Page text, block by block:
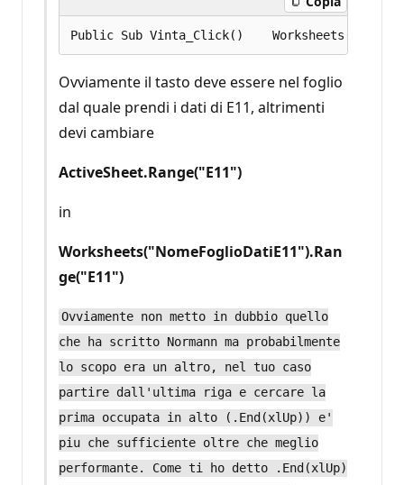
Ovviamente il tasto deve essere nel foglio
dal quale prendi i dati di E11, altrimenti
devi cambiare
ActiveSheet.Range("E11")
in
Worksheets("NomeFoglioDatiE11").Ran
ge("E11")
Ovviamente non metto in dubbio quello
che ha scritto Normann ma probabilmente
lo scopo era un altro, nel tuo caso
partire dall'ultima riga e cercare la
prima occupata in alto (.End(xlUp)) e'
piu che sufficiente oltre che meglio
performante. Come ti ho detto .End(xlUp)